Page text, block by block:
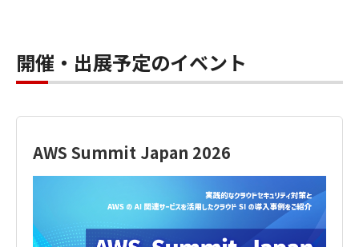
開催・出展予定のイベント
AWS Summit Japan 2026